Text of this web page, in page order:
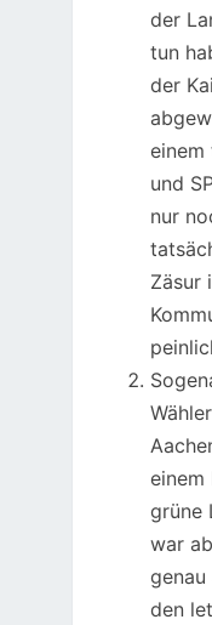
der
tun
der
einem
und
nur
Zäsur
einem
grüne
war
den